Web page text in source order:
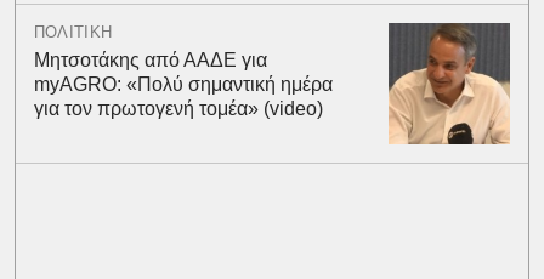
ΠΟΛΙΤΙΚΗ
Μητσοτάκης από ΑΑΔΕ για
myAGRO: «Πολύ σημαντική ημέρα
για τον πρωτογενή τομέα» (video)